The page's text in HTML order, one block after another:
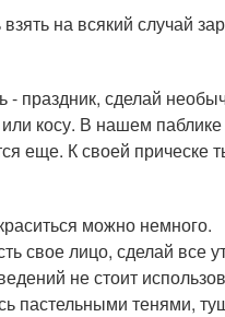
на всякий случай
- праздник, сделай
косу. В нашем
еще. К своей прическе
можно немного.
свое лицо, сделай все
не стоит
пастельными тенями,